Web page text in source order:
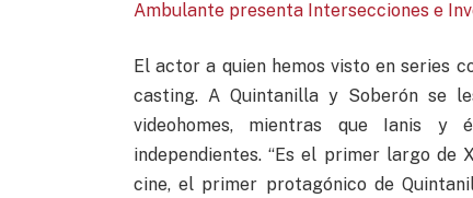
Ambulante presenta Intersecciones e
El actor a quien hemos visto en series
casting. A Quintanilla y Soberón se
videohomes, mientras que Ianis y
independientes. “Es el primer largo de
cine, el primer protagónico de